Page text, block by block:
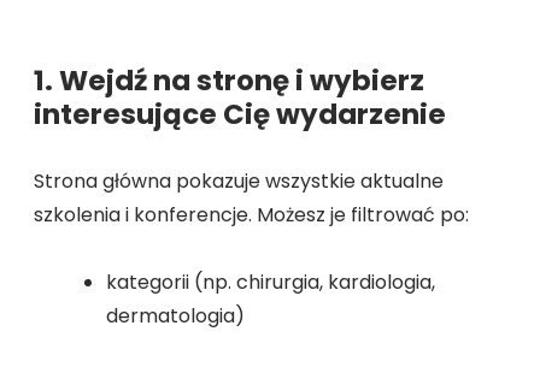
1. Wejdź na stronę i wybierz
interesujące Cię wydarzenie
Strona główna pokazuje wszystkie aktualne
szkolenia i konferencje. Możesz je filtrować po:
kategorii (np. chirurgia, kardiologia,
dermatologia)